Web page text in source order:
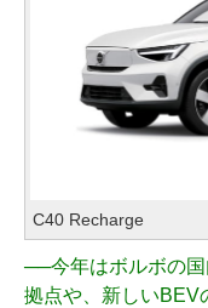
C40 Recharge
──今年はボルボの
拠点や、新しいBEV